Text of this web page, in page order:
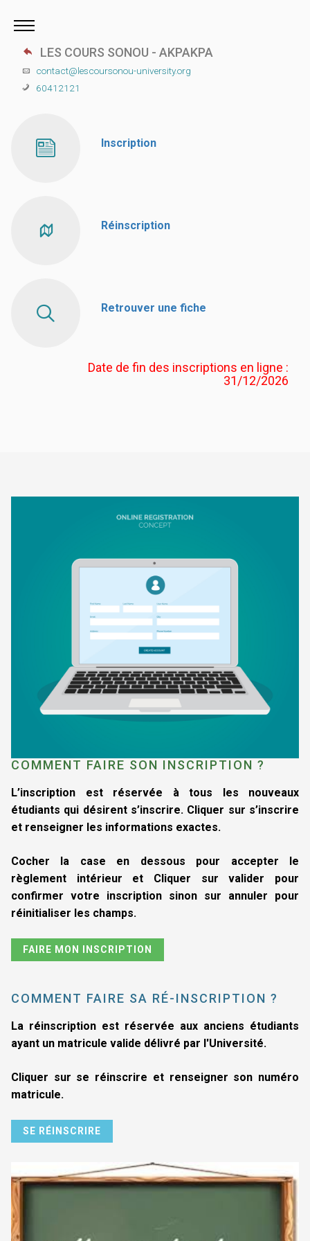
LES COURS SONOU - AKPAKPA
contact@lescoursonou-university.org
60412121
Inscription
Réinscription
Retrouver une fiche
Date de fin des inscriptions en ligne :
31/12/2026
COMMENT FAIRE SON INSCRIPTION ?
L’inscription est réservée à tous les nouveaux
étudiants qui désirent s’inscrire. Cliquer sur s’inscrire
et renseigner les informations exactes.
Cocher la case en dessous pour accepter le
règlement intérieur et Cliquer sur valider pour
confirmer votre inscription sinon sur annuler pour
réinitialiser les champs.
FAIRE MON INSCRIPTION
COMMENT FAIRE SA RÉ-INSCRIPTION ?
La réinscription est réservée aux anciens étudiants
ayant un matricule valide délivré par l'Université.
Cliquer sur se réinscrire et renseigner son numéro
matricule.
SE RÉINSCRIRE